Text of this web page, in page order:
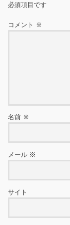
必須項目です
コメント ※
名前 ※
メール ※
サイト